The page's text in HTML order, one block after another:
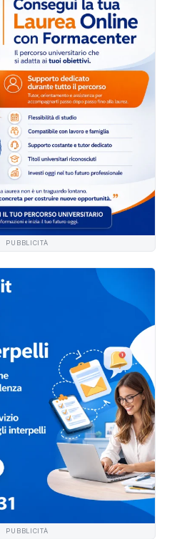
PUBBLICITÀ
PUBBLICITÀ